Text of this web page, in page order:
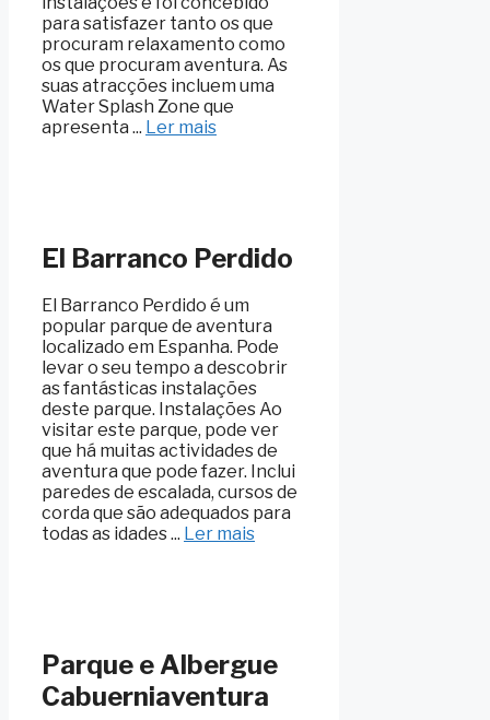
para satisfazer tanto os que
procuram relaxamento como
os que procuram aventura. As
suas atracções incluem uma
Water Splash Zone que
apresenta ... Ler mais
El Barranco Perdido
El Barranco Perdido é um
popular parque de aventura
localizado em Espanha. Pode
levar o seu tempo a descobrir
as fantásticas instalações
deste parque. Instalações Ao
visitar este parque, pode ver
que há muitas actividades de
aventura que pode fazer. Inclui
paredes de escalada, cursos de
corda que são adequados para
todas as idades ... Ler mais
Parque e Albergue
Cabuerniaventura